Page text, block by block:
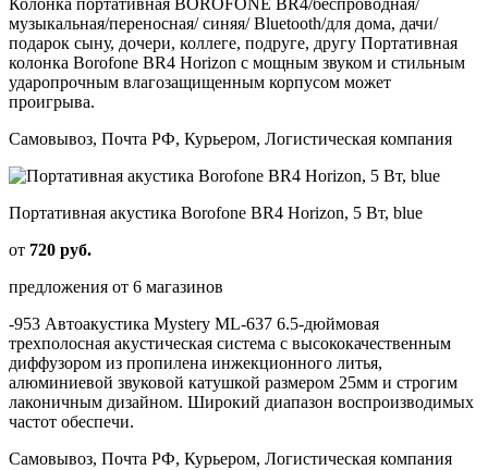
Колонка портативная BOROFONE BR4/беспроводная/
музыкальная/переносная/ синяя/ Bluetooth/для дома, дачи/
подарок сыну, дочери, коллеге, подруге, другу Портативная
колонка Borofone BR4 Horizon с мощным звуком и стильным
ударопрочным влагозащищенным корпусом может
проигрыва.
Самовывоз, Почта РФ, Курьером, Логистическая компания
Портативная акустика Borofone BR4 Horizon, 5 Вт, blue
от 720 руб.
предложения от 6 магазинов
-953 Автоакустика Mystery ML-637 6.5-дюймовая
трехполосная акустическая система с высококачественным
диффузором из пропилена инжекционного литья,
алюминиевой звуковой катушкой размером 25мм и строгим
лаконичным дизайном. Широкий диапазон воспроизводимых
частот обеспечи.
Самовывоз, Почта РФ, Курьером, Логистическая компания